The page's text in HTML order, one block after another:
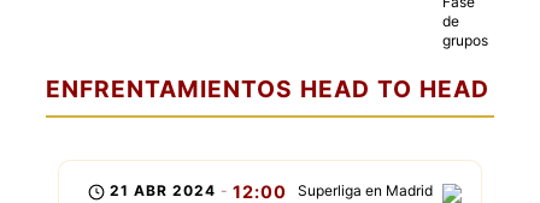
ENFRENTAMIENTOS HEAD TO HEAD
Superliga en Madrid
21 ABR 2024 - 12:00